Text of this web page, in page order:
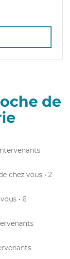
de
chez vous • 2
• 6